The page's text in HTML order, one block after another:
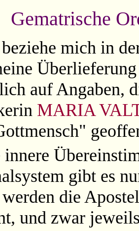
Gematrische
mich in
auf Angaben,
MARIA
gibt es
die
und zwar